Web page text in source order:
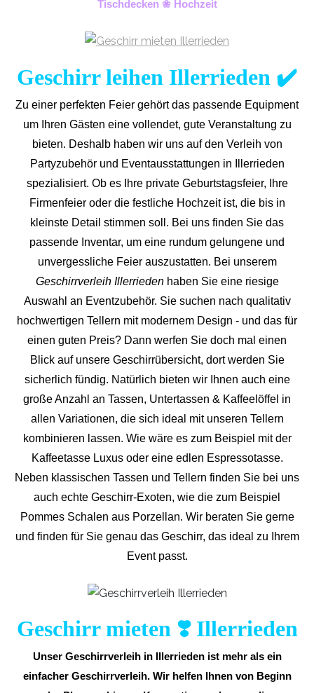
Tischdecken ❀ Hochzeit
Geschirr leihen Illerrieden ✔️
Zu einer perfekten Feier gehört das passende Equipment
um Ihren Gästen eine vollendet, gute Veranstaltung zu
bieten. Deshalb haben wir uns auf den Verleih von
Partyzubehör und Eventausstattungen in Illerrieden
spezialisiert. Ob es Ihre private Geburtstagsfeier, Ihre
Firmenfeier oder die festliche Hochzeit ist, die bis in
kleinste Detail stimmen soll. Bei uns finden Sie das
passende Inventar, um eine rundum gelungene und
unvergessliche Feier auszustatten. Bei unserem
Geschirrverleih Illerriedenhaben Sie eine riesige
Auswahl an Eventzubehör. Sie suchen nach qualitativ
hochwertigen Tellern mit modernem Design - und das für
einen guten Preis? Dann werfen Sie doch mal einen
Blick auf unsere Geschirrübersicht, dort werden Sie
sicherlich fündig. Natürlich bieten wir Ihnen auch eine
große Anzahl an Tassen, Untertassen & Kaffeelöffel in
allen Variationen, die sich ideal mit unseren Tellern
kombinieren lassen. Wie wäre es zum Beispiel mit der
Kaffeetasse Luxus oder eine edlen Espressotasse.
Neben klassischen Tassen und Tellern finden Sie bei uns
auch echte Geschirr-Exoten, wie die zum Beispiel
Pommes Schalen aus Porzellan. Wir beraten Sie gerne
und finden für Sie genau das Geschirr, das ideal zu Ihrem
Event passt.
Geschirr mieten ❣️ Illerrieden
Unser Geschirrverleih in Illerrieden ist mehr als ein
einfacher Geschirrverleih. Wir helfen Ihnen von Beginn